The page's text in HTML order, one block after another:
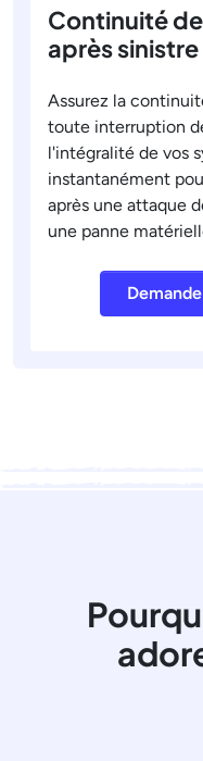
Continuité
après sinistre
Assurez la
toute interruption
l'intégralité de vos
instantanément
après une attaque
une panne